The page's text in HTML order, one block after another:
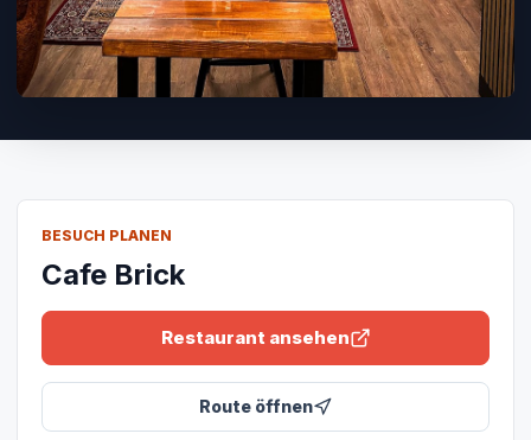
BESUCH PLANEN
Cafe Brick
Restaurant ansehen
Route öffnen